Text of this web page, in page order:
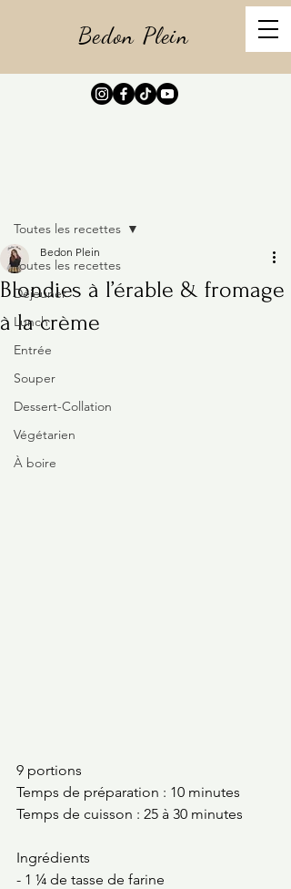
Bedon Plein
Toutes les recettes
Déjeuner
Lunch
Entrée
Souper
Dessert-Collation
Végétarien
À boire
Toutes les recettes
Blondies à l’érable & fromage
à la crème
Bedon Plein
9 portions
Temps de préparation : 10 minutes
Temps de cuisson : 25 à 30 minutes
Ingrédients
- 1 ¼ de tasse de farine